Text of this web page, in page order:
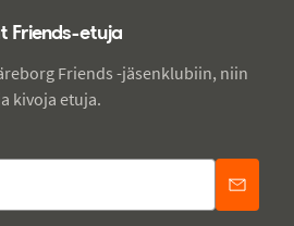
Friends-etuja
Friends -jäsenklubiin, niin
kivoja etuja.